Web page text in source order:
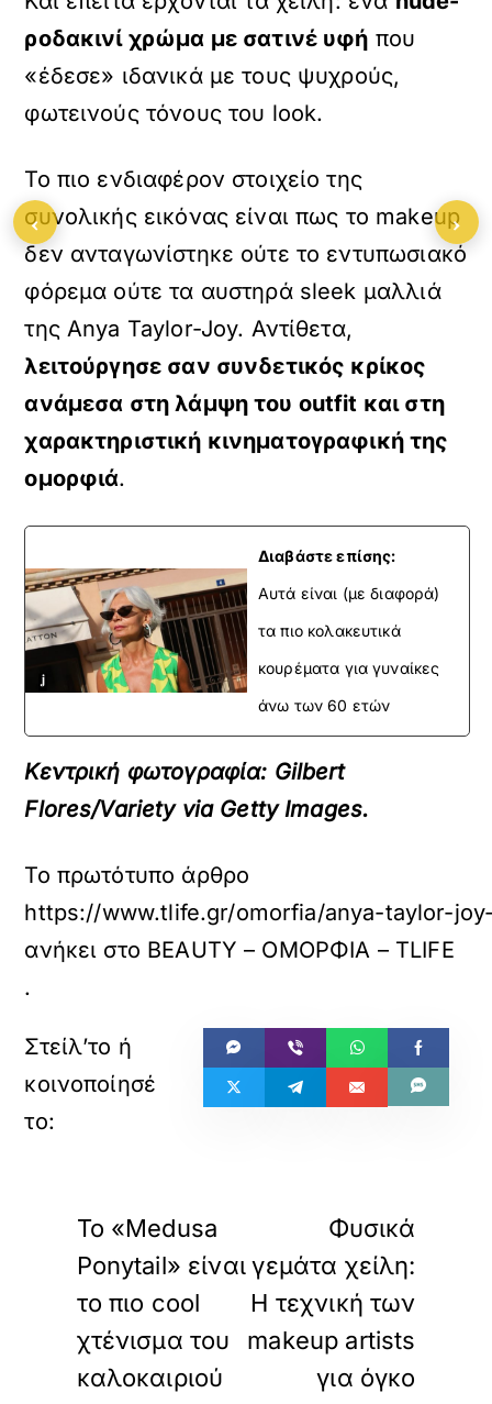
ροδακινί χρώμα με σατινέ υφή που
«έδεσε» ιδανικά με τους ψυχρούς,
φωτεινούς τόνους του look.
Το πιο ενδιαφέρον στοιχείο της
συνολικής εικόνας είναι πως το makeup
δεν ανταγωνίστηκε ούτε το εντυπωσιακό
φόρεμα ούτε τα αυστηρά sleek μαλλιά
της Anya Taylor-Joy. Αντίθετα,
λειτούργησε σαν συνδετικός κρίκος
ανάμεσα στη λάμψη του outfit και στη
χαρακτηριστική κινηματογραφική της
ομορφιά.
Διαβάστε επίσης:
Αυτά είναι (με διαφορά)
τα πιο κολακευτικά
κουρέματα για γυναίκες
άνω των 60 ετών
Κεντρική φωτογραφία: Gilbert
Flores/Variety via Getty Images.
Το πρωτότυπο άρθρο
https://www.tlife.gr/omorfia/anya-taylor-
ανήκει στο BEAUTY – ΟΜΟΡΦΙΑ – TLIFE
.
Το «Medusa
Ponytail» είναι
το πιο cool
χτένισμα του
καλοκαιριού
Φυσικά
γεμάτα χείλη:
Η τεχνική των
makeup artists
για όγκο
‹ ›